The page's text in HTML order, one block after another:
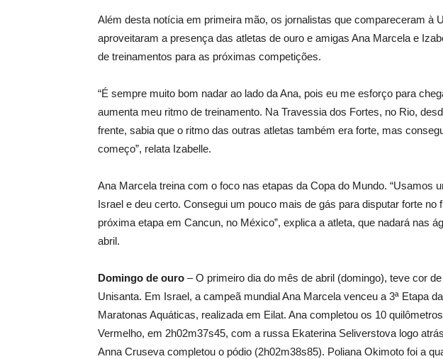
Além desta notícia em primeira mão, os jornalistas que compareceram à
aproveitaram a presença das atletas de ouro e amigas Ana Marcela e
de treinamentos para as próximas competições.
“É sempre muito bom nadar ao lado da Ana, pois eu me esforço para
aumenta meu ritmo de treinamento. Na Travessia dos Fortes, no Rio,
frente, sabia que o ritmo das outras atletas também era forte, mas
começo”, relata Izabelle.
Ana Marcela treina com o foco nas etapas da Copa do Mundo. “Usamos
Israel e deu certo. Consegui um pouco mais de gás para disputar forte no
próxima etapa em Cancun, no México”, explica a atleta, que nadará nas
abril.
Domingo de ouro – O primeiro dia do mês de abril (domingo), teve cor
Unisanta. Em Israel, a campeã mundial Ana Marcela venceu a 3ª Etapa
Maratonas Aquáticas, realizada em Eilat. Ana completou os 10
Vermelho, em 2h02m37s45, com a russa Ekaterina Seliverstova logo
Anna Cruseva completou o pódio (2h02m38s85). Poliana Okimoto foi a